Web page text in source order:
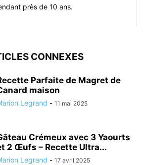
près de 10 ans.
CONNEXES
Parfaite de Magret de
maison
Legrand - 11 mai 2025
Crémeux avec 3 Yaourts
2 Œufs – Recette Ultra...
Legrand - 17 avril 2025